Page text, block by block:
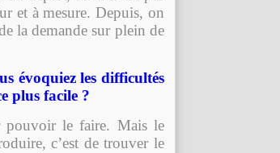
et à mesure. Depuis, on
la demande sur plein de
évoquiez les difficultés
plus facile ?
pouvoir le faire. Mais le
c’est de trouver le